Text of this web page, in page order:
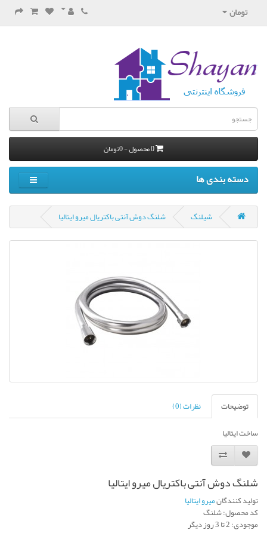
تومان
0 محصول - 0تومان
دسته بندی ها
شیلنگ شلنگ دوش آنتی باکتریال میرو ایتالیا
توضیحات
نظرات (0)
ساخت ایتالیا
شلنگ دوش آنتی باکتریال میرو ایتالیا
تولید کنندگانمیرو ایتالیا
کد محصول: شلنگ
موجودی: 2 تا 3 روز دیگر